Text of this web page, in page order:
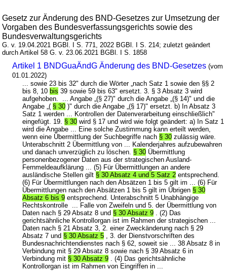
Gesetz zur Änderung des BND-Gesetzes zur Umsetzung der
Vorgaben des Bundesverfassungsgerichts sowie des
Bundesverwaltungsgerichts
G. v. 19.04.2021 BGBl. I S. 771, 2022 BGBl. I S. 214; zuletzt geändert
durch Artikel 58 G. v. 23.06.2021 BGBl. I S. 1858
Artikel 1 BNDGuaÄndG Änderung des BND-Gesetzes (vom
01.01.2022)
... sowie 23 bis 32" durch die Wörter „nach Satz 1 sowie den §§ 2
bis 8, 10bis 39 sowie 59 bis 63" ersetzt. 3. § 3 Absatz 3 wird
aufgehoben. ... Angabe „(§ 27)" durch die Angabe „(§ 14)" und die
Angabe „( § 30 )" durch die Angabe „(§ 17)" ersetzt. b) In Absatz 3
Satz 1 werden ... Kontrollen der Datenverarbeitung einschließlich"
eingefügt. 19. § 30 wird § 17 und wird wie folgt geändert: a) In Satz 1
wird die Angabe ... Eine solche Zustimmung kann erteilt werden,
wenn eine Übermittlung der Suchbegriffe nach § 30 zulässig wäre.
Unterabschnitt 2 Übermittlung von ... Kalenderjahres aufzubewahren
und danach unverzüglich zu löschen. § 30 Übermittlung
personenbezogener Daten aus der strategischen Ausland-
Fernmeldeaufklärung ... (5) Für Übermittlungen an andere
ausländische Stellen gilt § 30 Absatz 4 und 5 Satz 2 entsprechend.
(6) Für Übermittlungen nach den Absätzen 1 bis 5 gilt im ... (6) Für
Übermittlungen nach den Absätzen 1 bis 5 gilt im Übrigen § 30
Absatz 6 bis 9 entsprechend. Unterabschnitt 5 Unabhängige
Rechtskontrolle ... Falle von Zweifeln und 5. der Übermittlung von
Daten nach § 29 Absatz 8 und § 30 Absatz 9 . (2) Das
gerichtsähnliche Kontrollorgan ist im Rahmen der strategischen ...
Daten nach § 21 Absatz 3, 2. einer Zweckänderung nach § 29
Absatz 7 und § 30 Absatz 5 , 3. der Dienstvorschriften des
Bundesnachrichtendienstes nach § 62, soweit sie ... 38 Absatz 8 in
Verbindung mit § 29 Absatz 8 sowie nach § 39 Absatz 6 in
Verbindung mit § 30 Absatz 9 . (4) Das gerichtsähnliche
Kontrollorgan ist im Rahmen von Eingriffen in ...